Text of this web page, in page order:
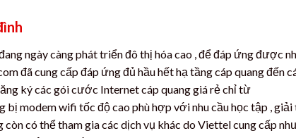
ngày càng phát triển đô thị hóa cao , để đáp ứng được
đã cung cấp đáp ứng đủ hầu hết hạ tầng cáp quang đến
ký các gói cước Internet cáp quang giá rẻ chỉ từ
modem wifi tốc độ cao phù hợp với nhu cầu học tập , giải
có thể tham gia các dịch vụ khác do Viettel cung cấp